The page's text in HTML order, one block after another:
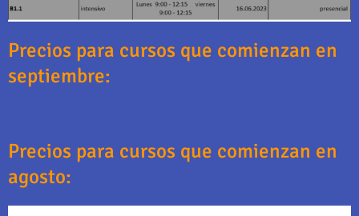
Precios para cursos que comienzan en
septiembre:
Precios para cursos que comienzan en
agosto: